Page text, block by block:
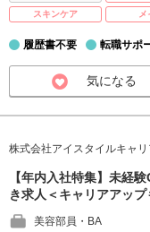
スキンケア
履歴書不要 転職サポ
気になる
株式会社アイスタイルキャリ
【年内入社特集】未経
き求人＜キャリアアップ
美容部員・BA